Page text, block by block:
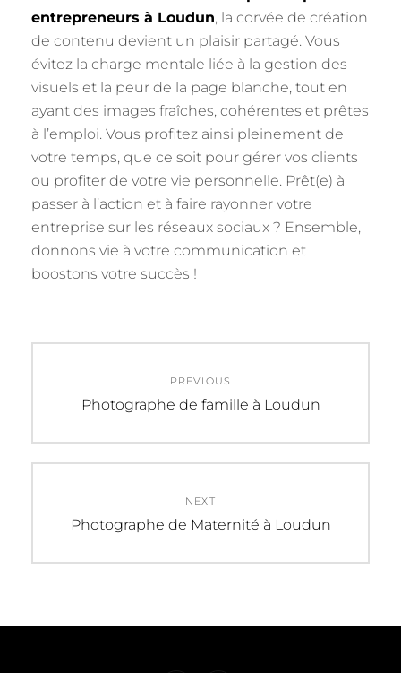
entrepreneurs à Loudun, la corvée de création
de contenu devient un plaisir partagé. Vous
évitez la charge mentale liée à la gestion des
visuels et la peur de la page blanche, tout en
ayant des images fraîches, cohérentes et prêtes
à l’emploi. Vous profitez ainsi pleinement de
votre temps, que ce soit pour gérer vos clients
ou profiter de votre vie personnelle. Prêt(e) à
passer à l’action et à faire rayonner votre
entreprise sur les réseaux sociaux ? Ensemble,
donnons vie à votre communication et
boostons votre succès !
l’article
PREVIOUS
Previous
Photographe de famille à Loudun
NEXT
Next
Photographe de Maternité à Loudun